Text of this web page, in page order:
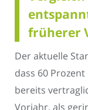
früherer
Der aktuelle
dass 60
bereits
Vorjahr, als